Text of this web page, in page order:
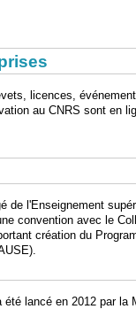
licences,
au CNRS sont en
de l'Enseignement
convention avec le
création du
lancé en 2012 par la